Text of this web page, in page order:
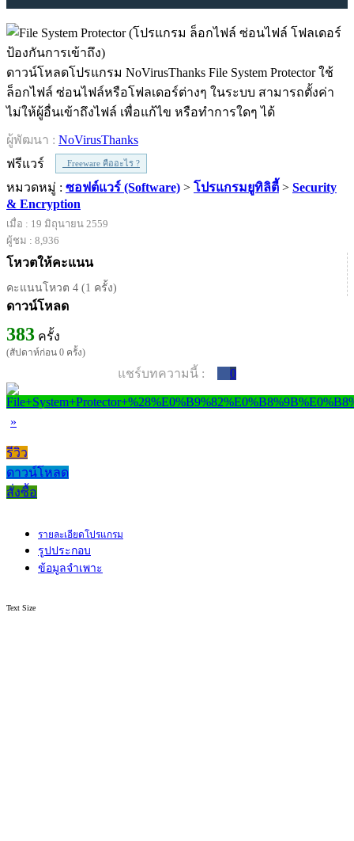
ดาวน์โหลดโปรแกรม NoVirusThanks File System Protector ใช้
ล็อกไฟล์ ซ่อนไฟล์หรือโฟลเดอร์ต่างๆ ในระบบ สามารถตั้งค่า
ไม่ให้ผู้อื่นเข้าถึงไฟล์ เพื่อแก้ไข หรือทำการใดๆ ได้
ผู้พัฒนา : NoVirusThanks
ฟรีแวร์
Freeware คืออะไร ?
หมวดหมู่ : ซอฟต์แวร์ (Software) > โปรแกรมยูทิลิตี้ > Security
& Encryption
เมื่อ : 19 มิถุนายน 2559
ผู้ชม : 8,936
โหวตให้คะแนน
คะแนนโหวต 4 (1 ครั้ง)
ดาวน์โหลด
383 ครั้ง
(สัปดาห์ก่อน 0 ครั้ง)
แชร์บทความนี้ : 0
»
รีวิว
ดาวน์โหลด
สั่งซื้อ
รายละเอียดโปรแกรม
รูปประกอบ
ข้อมูลจำเพาะ
Text Size